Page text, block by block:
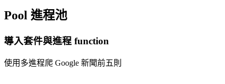
Pool 進程池
導入套件與進程 function
使用多進程爬 Google 新聞前五則